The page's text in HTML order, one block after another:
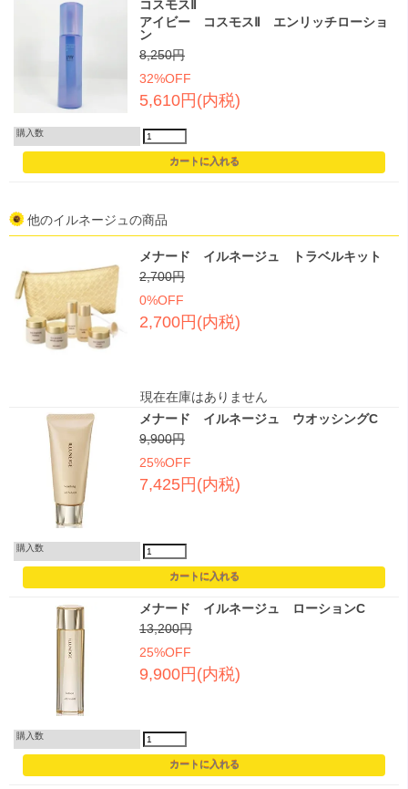
コスモスⅡ
アイビー コスモスⅡ エンリッチローショ
ン
8,250円
32%OFF
5,610円(内税)
購入数
他のイルネージュの商品
メナード イルネージュ トラベルキット
2,700円
0%OFF
2,700円(内税)
現在在庫はありません
メナード イルネージュ ウオッシングC
9,900円
25%OFF
7,425円(内税)
購入数
メナード イルネージュ ローションC
13,200円
25%OFF
9,900円(内税)
購入数